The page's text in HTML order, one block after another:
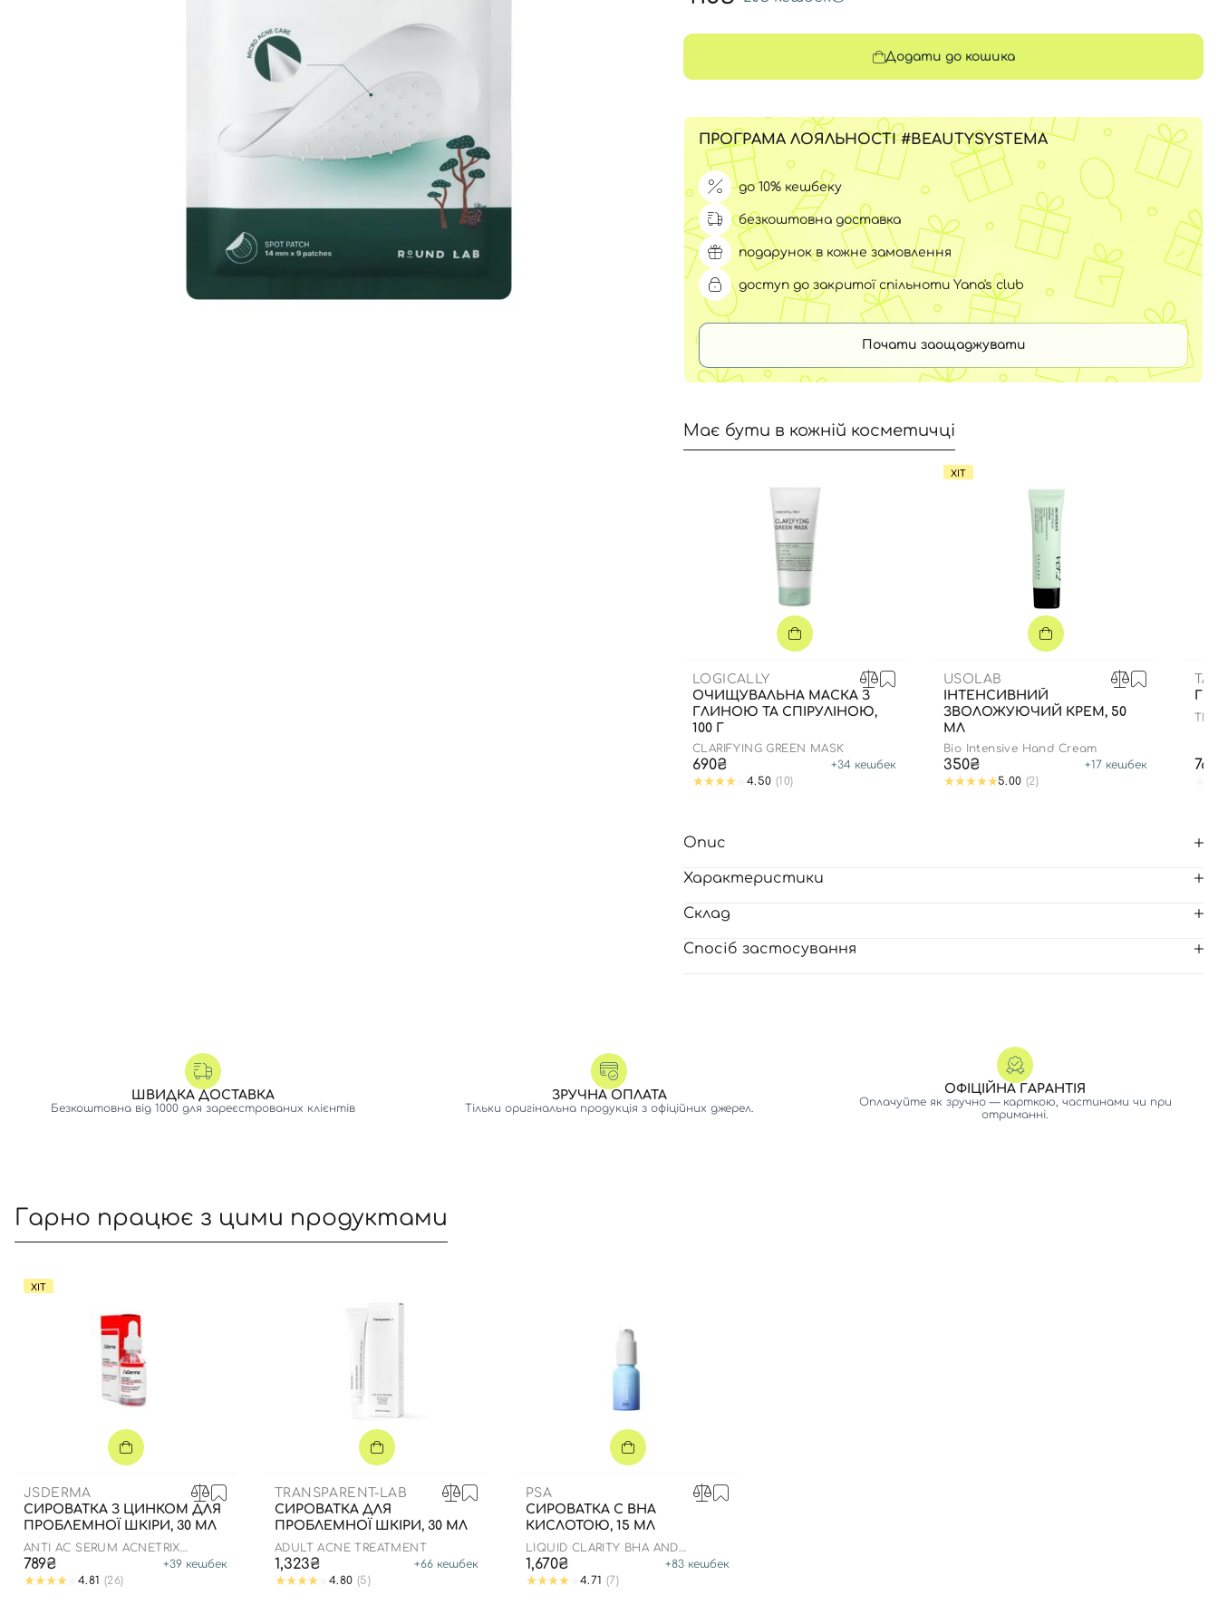
Додати до кошика
ПРОГРАМА ЛОЯЛЬНОСТІ #BEAUTYSYSTEMA
до 10% кешбеку
безкоштовна доставка
подарунок в кожне замовлення
доступ до закритої спільноти Yana's club
Почати заощаджувати
Має бути в кожній косметичці
LOGICALLY
ОЧИЩУВАЛЬНА МАСКА З
ГЛИНОЮ ТА СПІРУЛІНОЮ,
100 Г
CLARIFYING GREEN MASK
690₴ +34 кешбек
4.50 (10)
ХІТ
USOLAB
ІНТЕНСИВНИЙ
ЗВОЛОЖУЮЧИЙ КРЕМ, 50
МЛ
Bio Intensive Hand Cream
350₴ +17 кешбек
5.00 (2)
Опис
Характеристики
Склад
Спосіб застосування
ШВИДКА ДОСТАВКА
Безкоштовна від 1000 для зареєстрованих клієнтів
ЗРУЧНА ОПЛАТА
Тільки оригінальна продукція з офіційних джерел.
ОФІЦІЙНА ГАРАНТІЯ
Оплачуйте як зручно — карткою, частинами чи при
отриманні.
Гарно працює з цими продуктами
ХІТ
JSDERMA
СИРОВАТКА З ЦИНКОМ ДЛЯ
ПРОБЛЕМНОЇ ШКІРИ, 30 МЛ
ANTI AC SERUM ACNETRIX
NIACINAMIDE 8% ZN-PCA 1%
789₴ +39 кешбек
4.81 (26)
TRANSPARENT-LAB
СИРОВАТКА ДЛЯ
ПРОБЛЕМНОЇ ШКІРИ, 30 МЛ
ADULT ACNE TREATMENT
1,323₴ +66 кешбек
4.80 (5)
PSA
СИРОВАТКА C ВНА
КИСЛОТОЮ, 15 МЛ
LIQUID CLARITY BHA AND
BAKUCHIOL BLEMISH RECOVERY
BOOSTER
1,670₴ +83 кешбек
4.71 (7)
Вхід Реєстрація
Номер телефону